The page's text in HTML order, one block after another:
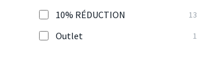
10% RÉDUCTION 13
Outlet 1